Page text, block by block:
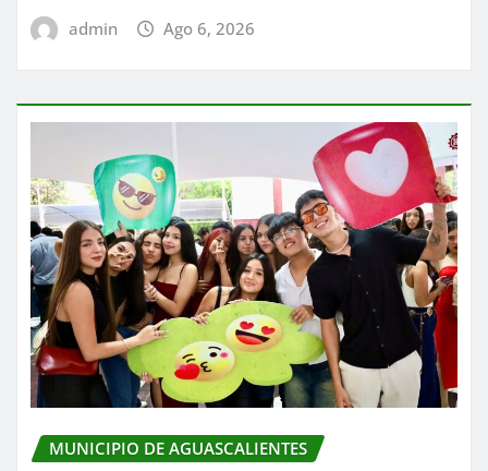
admin Ago 6, 2026
MUNICIPIO DE AGUASCALIENTES